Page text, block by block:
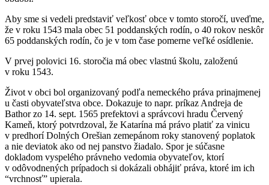
Aby sme si vedeli predstaviť veľkosť obce v tomto storočí, uveďme,
že v roku 1543 mala obec 51 poddanských rodín, o 40 rokov neskôr
65 poddanských rodín, čo je v tom čase pomerne veľké osídlenie.
V prvej polovici 16. storočia má obec vlastnú školu, založenú
v roku 1543.
Život v obci bol organizovaný podľa nemeckého práva prinajmenej
u časti obyvateľstva obce. Dokazuje to napr. príkaz Andreja de
Bathor zo 14. sept. 1565 prefektovi a správcovi hradu Červený
Kameň, ktorý potvrdzoval, že Katarína má právo platiť za vinicu
v predhorí Dolných Orešian zemepánom roky stanovený poplatok
a nie deviatok ako od nej panstvo žiadalo. Spor je súčasne
dokladom vyspelého právneho vedomia obyvateľov, ktorí
v odôvodnených prípadoch si dokázali obhájiť práva, ktoré im ich
“vrchnosť” upierala.